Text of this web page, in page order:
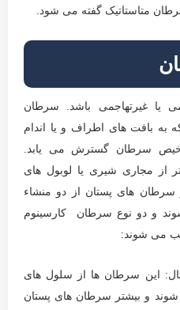
متاستاتیک گفته می شود.
یا غیرتهاجمی باشد. سرطان
بافت های اطراف و یا اندام
سرطان گسترش می یابد.
از مجاری شیری یا لوبول های
سرطان های پستان از دو منشاء
و دو نوع سرطان کارسینوم
می شوند:
این سرطان ها از سلول های
و بیشتر سرطان های پستان